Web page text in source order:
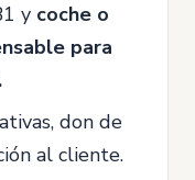
y coche o
para
don de
al cliente.